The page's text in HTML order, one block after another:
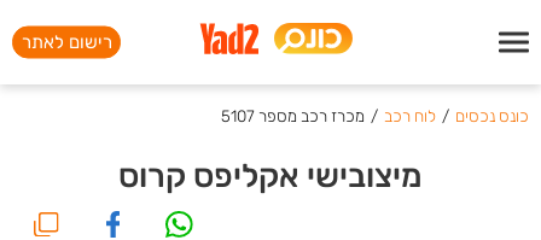
רישום לאתר
כונס נכסים / לוח רכב / מכרז רכב מספר 5107
מיצובישי אקליפס קרוס